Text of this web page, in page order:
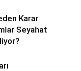
Karar
Seyahat